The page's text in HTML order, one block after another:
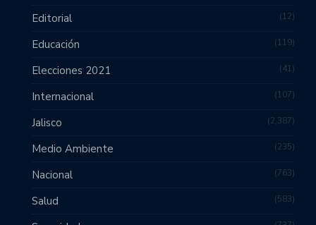
Editorial 12
Educación 119
Elecciones 2021 41
Internacional 107
Jalisco 2,387
Medio Ambiente 235
Nacional 763
Salud 583